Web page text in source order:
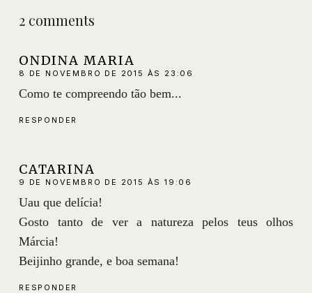
2 comments
ONDINA MARIA
8 DE NOVEMBRO DE 2015 ÀS 23:06
Como te compreendo tão bem...
RESPONDER
CATARINA
9 DE NOVEMBRO DE 2015 ÀS 19:06
Uau que delícia!
Gosto tanto de ver a natureza pelos teus olhos
Márcia!
Beijinho grande, e boa semana!
RESPONDER